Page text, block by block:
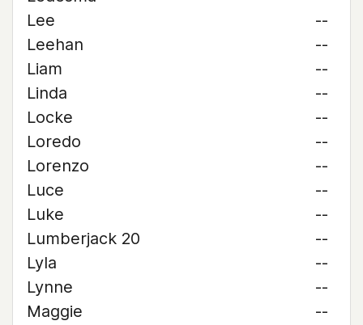
Lee
--
Leehan
--
Liam
--
Linda
--
Locke
--
Loredo
--
Lorenzo
--
Luce
--
Luke
--
Lumberjack 20
--
Lyla
--
Lynne
--
Maggie
--